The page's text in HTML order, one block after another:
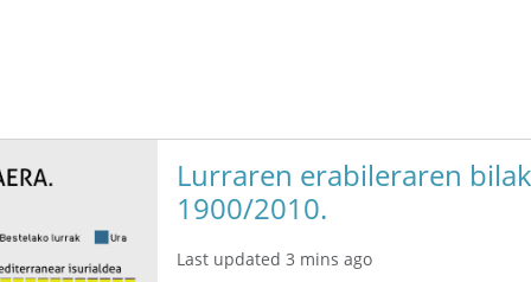
Lurraren erabileraren
1900/2010.
Last updated 3 mins ago